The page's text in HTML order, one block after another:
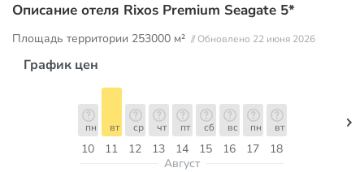
Описание отеля Rixos Premium Seagate 5*
Площадь территории 253000 м² // Обновлено 22 июня 2026
График цен
10
пн
11
вт
12
ср
13
чт
14
пт
15
сб
16
вс
17
пн
18
вт
Август